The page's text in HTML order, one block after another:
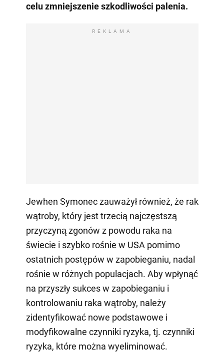
celu zmniejszenie szkodliwości palenia.
REKLAMA
Jewhen Symonec zauważył również, że rak
wątroby, który jest trzecią najczęstszą
przyczyną zgonów z powodu raka na
świecie i szybko rośnie w USA pomimo
ostatnich postępów w zapobieganiu, nadal
rośnie w różnych populacjach. Aby wpłynąć
na przyszły sukces w zapobieganiu i
kontrolowaniu raka wątroby, należy
zidentyfikować nowe podstawowe i
modyfikowalne czynniki ryzyka, tj. czynniki
ryzyka, które można wyeliminować.